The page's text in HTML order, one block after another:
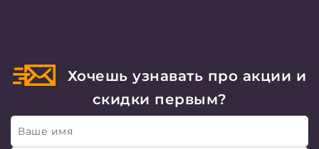
Хочешь узнавать про акции и
скидки первым?
Ваше имя